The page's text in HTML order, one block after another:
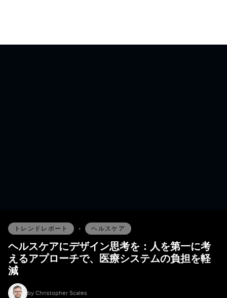
トレンドレポート • ヘルスケア
ヘルスケアにデザイン思考を：人を第一に考
えるアプローチで、医療システムの負担を軽
減
by Christopher Scales